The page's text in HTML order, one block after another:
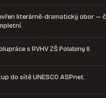
literárně-dramatický obor —
s RVHV ZŠ Polabiny II.
do sítě UNESCO ASPnet.